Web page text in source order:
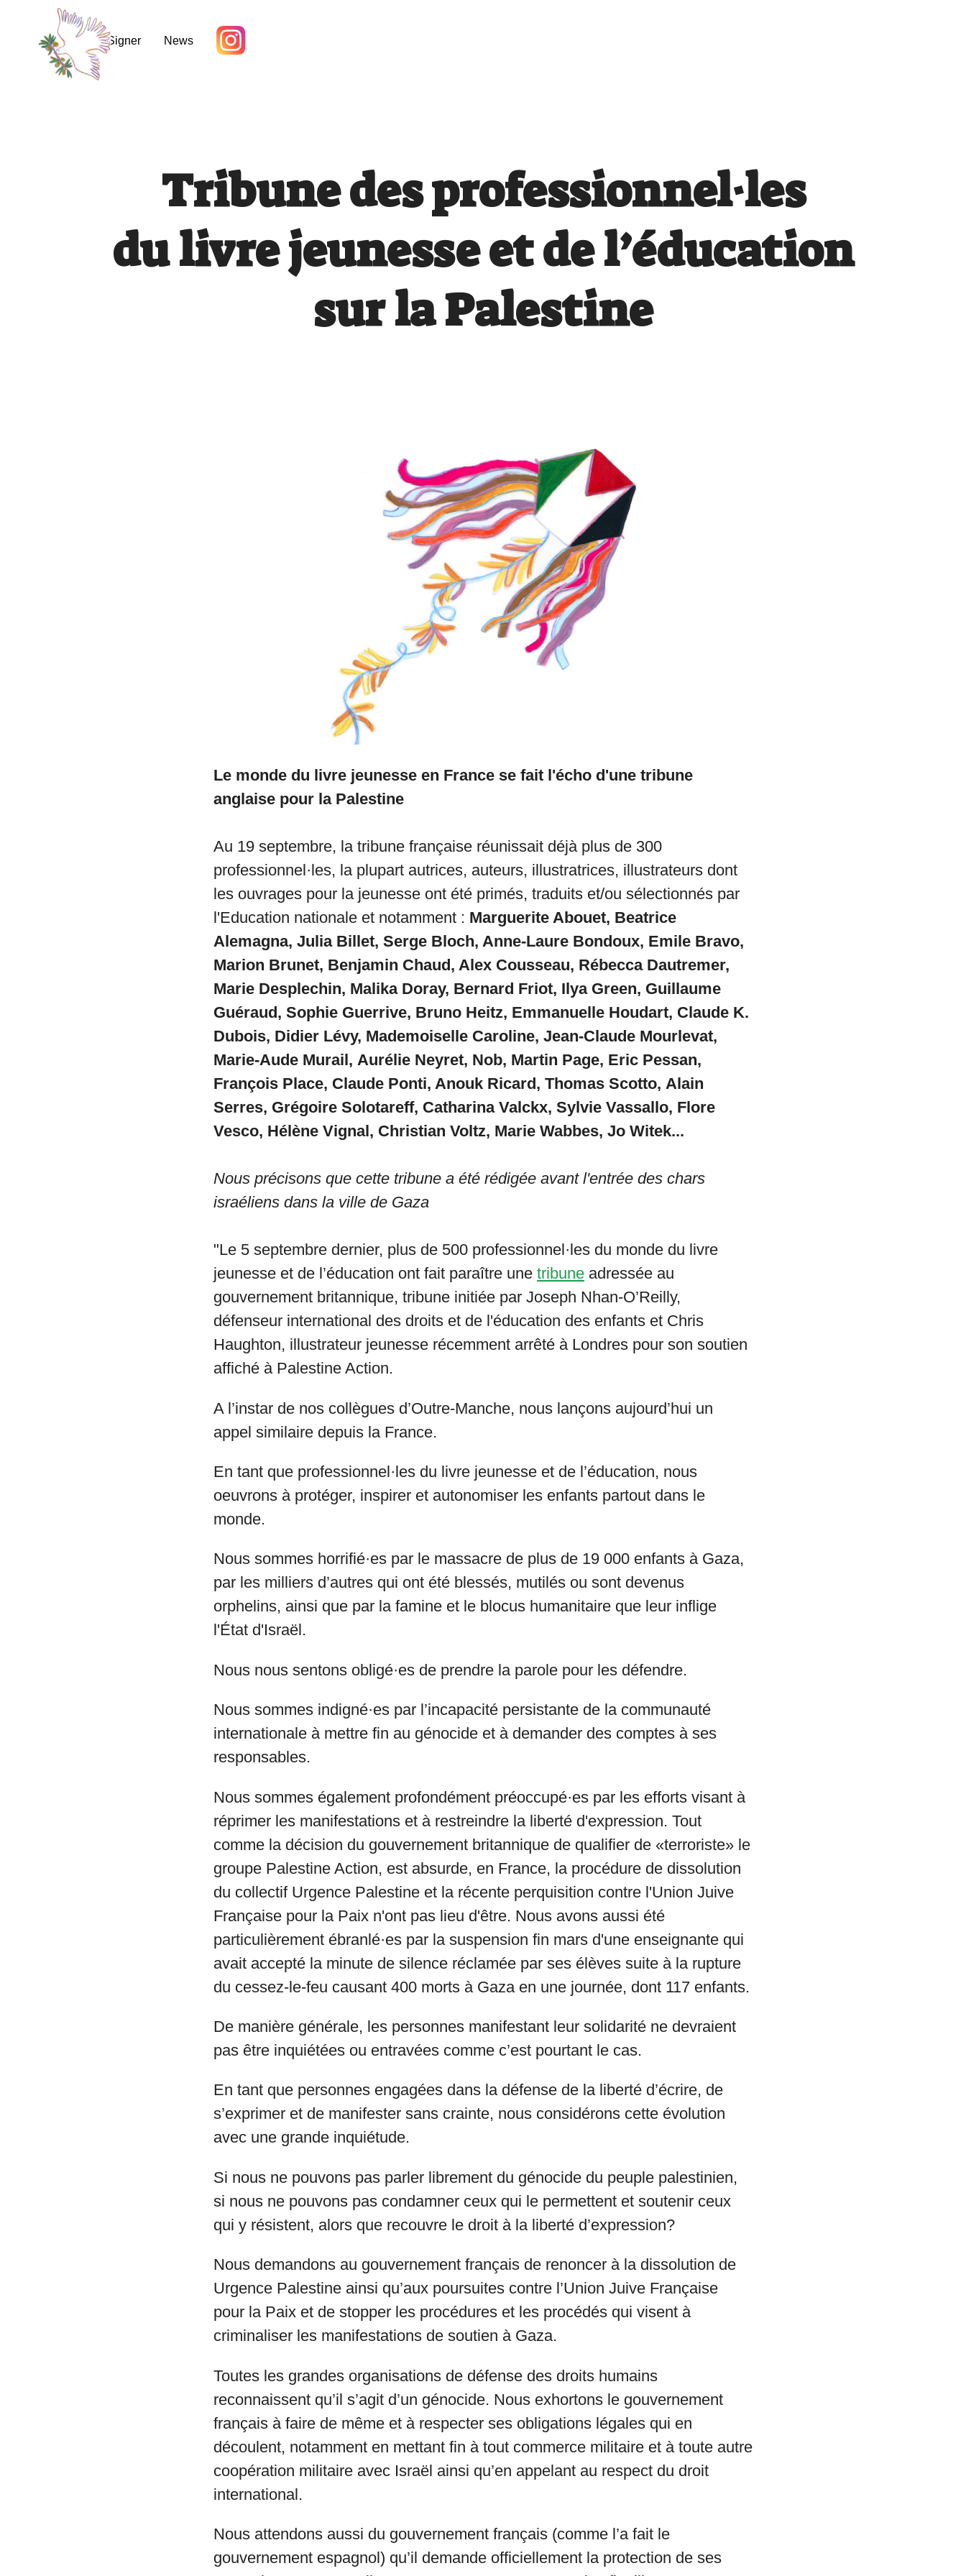
Accueil Signer News
Tribune des professionnel·les
du livre jeunesse et de l’éducation
sur la Palestine
Le monde du livre jeunesse en France se fait l'écho d'une tribune
anglaise pour la Palestine
Au 19 septembre, la tribune française réunissait déjà plus de 300
professionnel·les, la plupart autrices, auteurs, illustratrices, illustrateurs dont
les ouvrages pour la jeunesse ont été primés, traduits et/ou sélectionnés par
l'Education nationale et notamment : Marguerite Abouet, Beatrice
Alemagna, Julia Billet, Serge Bloch, Anne-Laure Bondoux, Emile Bravo,
Marion Brunet, Benjamin Chaud, Alex Cousseau, Rébecca Dautremer,
Marie Desplechin, Malika Doray, Bernard Friot, Ilya Green, Guillaume
Guéraud, Sophie Guerrive, Bruno Heitz, Emmanuelle Houdart, Claude K.
Dubois, Didier Lévy, Mademoiselle Caroline, Jean-Claude Mourlevat,
Marie-Aude Murail, Aurélie Neyret, Nob, Martin Page, Eric Pessan,
François Place, Claude Ponti, Anouk Ricard, Thomas Scotto, Alain
Serres, Grégoire Solotareff, Catharina Valckx, Sylvie Vassallo, Flore
Vesco, Hélène Vignal, Christian Voltz, Marie Wabbes, Jo Witek...
Nous précisons que cette tribune a été rédigée avant l'entrée des chars
israéliens dans la ville de Gaza
"Le 5 septembre dernier, plus de 500 professionnel·les du monde du livre
jeunesse et de l’éducation ont fait paraître une tribune adressée au
gouvernement britannique, tribune initiée par Joseph Nhan-O’Reilly,
défenseur international des droits et de l'éducation des enfants et Chris
Haughton, illustrateur jeunesse récemment arrêté à Londres pour son soutien
affiché à Palestine Action.
A l’instar de nos collègues d’Outre-Manche, nous lançons aujourd’hui un
appel similaire depuis la France.
En tant que professionnel·les du livre jeunesse et de l’éducation, nous
oeuvrons à protéger, inspirer et autonomiser les enfants partout dans le
monde.
Nous sommes horrifié·es par le massacre de plus de 19 000 enfants à Gaza,
par les milliers d’autres qui ont été blessés, mutilés ou sont devenus
orphelins, ainsi que par la famine et le blocus humanitaire que leur inflige
l'État d'Israël.
Nous nous sentons obligé·es de prendre la parole pour les défendre.
Nous sommes indigné·es par l’incapacité persistante de la communauté
internationale à mettre fin au génocide et à demander des comptes à ses
responsables.
Nous sommes également profondément préoccupé·es par les efforts visant à
réprimer les manifestations et à restreindre la liberté d'expression. Tout
comme la décision du gouvernement britannique de qualifier de «terroriste» le
groupe Palestine Action, est absurde, en France, la procédure de dissolution
du collectif Urgence Palestine et la récente perquisition contre l'Union Juive
Française pour la Paix n'ont pas lieu d'être. Nous avons aussi été
particulièrement ébranlé·es par la suspension fin mars d'une enseignante qui
avait accepté la minute de silence réclamée par ses élèves suite à la rupture
du cessez-le-feu causant 400 morts à Gaza en une journée, dont 117 enfants.
De manière générale, les personnes manifestant leur solidarité ne devraient
pas être inquiétées ou entravées comme c’est pourtant le cas.
En tant que personnes engagées dans la défense de la liberté d’écrire, de
s’exprimer et de manifester sans crainte, nous considérons cette évolution
avec une grande inquiétude.
Si nous ne pouvons pas parler librement du génocide du peuple palestinien,
si nous ne pouvons pas condamner ceux qui le permettent et soutenir ceux
qui y résistent, alors que recouvre le droit à la liberté d’expression?
Nous demandons au gouvernement français de renoncer à la dissolution de
Urgence Palestine ainsi qu’aux poursuites contre l’Union Juive Française
pour la Paix et de stopper les procédures et les procédés qui visent à
criminaliser les manifestations de soutien à Gaza.
Toutes les grandes organisations de défense des droits humains
reconnaissent qu’il s’agit d’un génocide. Nous exhortons le gouvernement
français à faire de même et à respecter ses obligations légales qui en
découlent, notamment en mettant fin à tout commerce militaire et à toute autre
coopération militaire avec Israël ainsi qu’en appelant au respect du droit
international.
Nous attendons aussi du gouvernement français (comme l’a fait le
gouvernement espagnol) qu’il demande officiellement la protection de ses